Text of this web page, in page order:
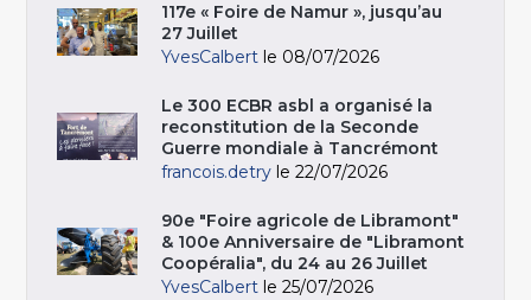
117e « Foire de Namur », jusqu’au
27 Juillet
YvesCalbert le 08/07/2026
Le 300 ECBR asbl a organisé la
reconstitution de la Seconde
Guerre mondiale à Tancrémont
francois.detry le 22/07/2026
90e "Foire agricole de Libramont"
& 100e Anniversaire de "Libramont
Coopéralia", du 24 au 26 Juillet
YvesCalbert le 25/07/2026